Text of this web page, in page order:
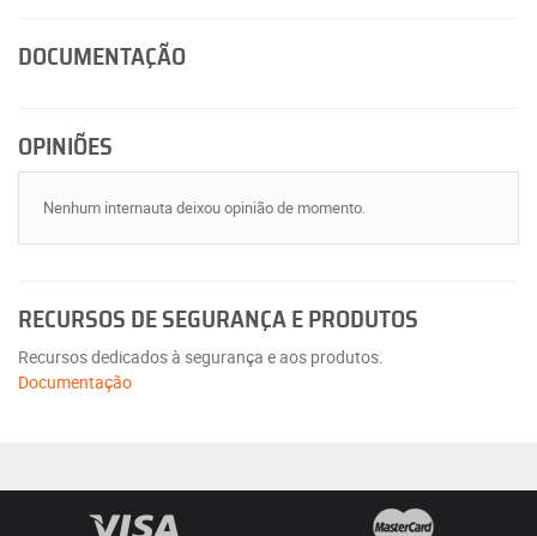
DOCUMENTAÇÃO
OPINIÕES
Nenhum internauta deixou opinião de momento.
RECURSOS DE SEGURANÇA E PRODUTOS
Recursos dedicados à segurança e aos produtos.
Documentação